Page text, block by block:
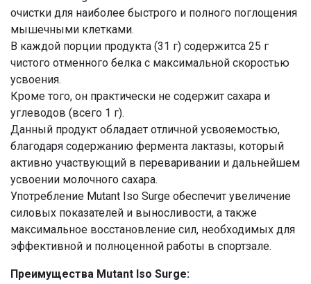
очистки для наиболее быстрого и полного поглощения
мышечными клетками.
В каждой порции продукта (31 г) содержитca 25 г
чистого отменного белка с максимальной скоростью
усвоения.
Кроме того, он практически не содержит сахара и
углеводов (всего 1 г).
Данный продукт обладает отличной усвояемостью,
благодаря содержанию фермента лактазы, который
активно участвующий в переваривании и дальнейшем
усвоении молочного сахара.
Употребление Mutant Iso Surge обеспечит увеличение
силовых показателей и выносливости, а также
максимальное восстановление сил, необходимых для
эффективной и полноценной работы в спортзале.
Преимущества Mutant Iso Surge: